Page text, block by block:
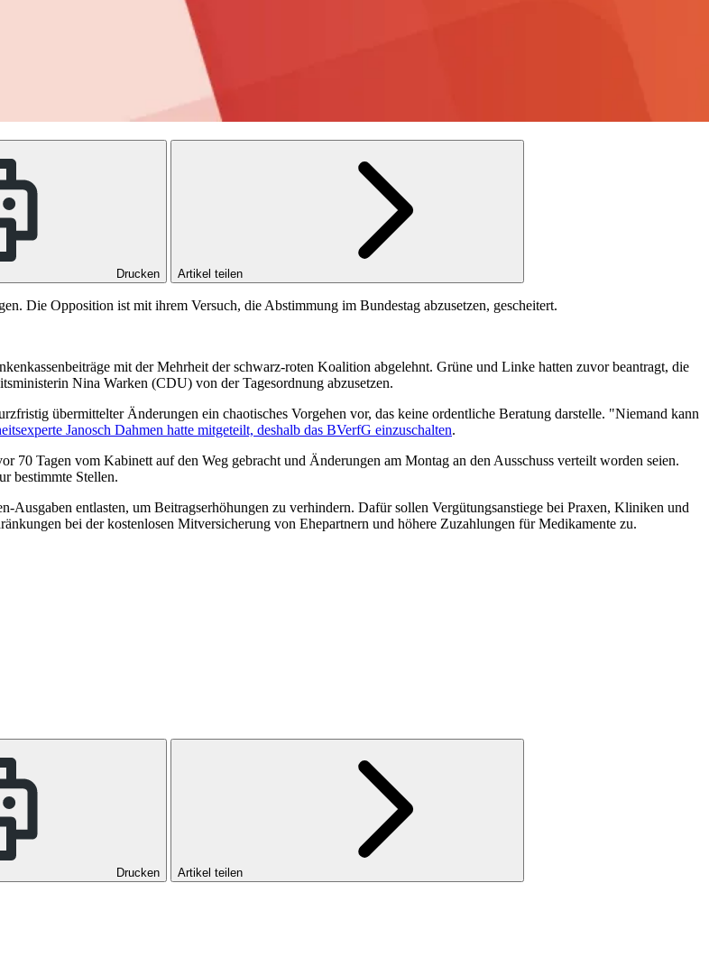
Drucken Artikel teilen
Die Opposition ist mit ihrem Versuch, die Abstimmung im Bundestag abzusetzen, gescheitert.
mit der Mehrheit der schwarz-roten Koalition abgelehnt. Grüne und Linke hatten zuvor beantragt, die
Nina Warken (CDU) von der Tagesordnung abzusetzen.
übermittelter Änderungen ein chaotisches Vorgehen vor, das keine ordentliche Beratung darstelle. "Niemand kann
Janosch Dahmen hatte mitgeteilt, deshalb das BVerfG einzuschalten.
Tagen vom Kabinett auf den Weg gebracht und Änderungen am Montag an den Ausschuss verteilt worden seien.
bestimmte Stellen.
Ausgaben entlasten, um Beitragserhöhungen zu verhindern. Dafür sollen Vergütungsanstiege bei Praxen, Kliniken und
bei der kostenlosen Mitversicherung von Ehepartnern und höhere Zuzahlungen für Medikamente zu.
Drucken Artikel teilen